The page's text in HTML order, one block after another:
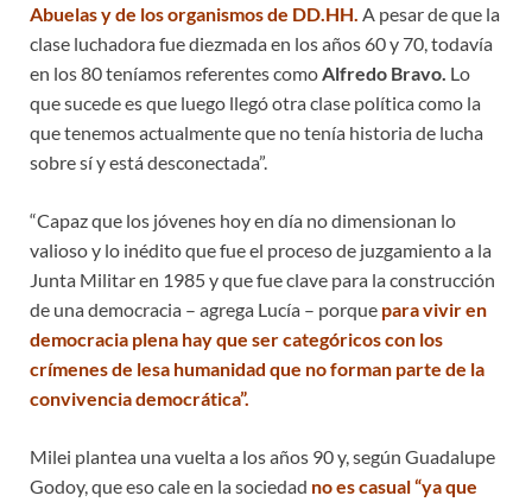
Abuelas y de los organismos de DD.HH. A pesar de que la
clase luchadora fue diezmada en los años 60 y 70, todavía
en los 80 teníamos referentes como Alfredo Bravo. Lo
que sucede es que luego llegó otra clase política como la
que tenemos actualmente que no tenía historia de lucha
sobre sí y está desconectada”.
“Capaz que los jóvenes hoy en día no dimensionan lo
valioso y lo inédito que fue el proceso de juzgamiento a la
Junta Militar en 1985 y que fue clave para la construcción
de una democracia – agrega Lucía – porque para vivir en
democracia plena hay que ser categóricos con los
crímenes de lesa humanidad que no forman parte de la
convivencia democrática”.
Milei plantea una vuelta a los años 90 y, según Guadalupe
Godoy, que eso cale en la sociedad no es casual “ya que